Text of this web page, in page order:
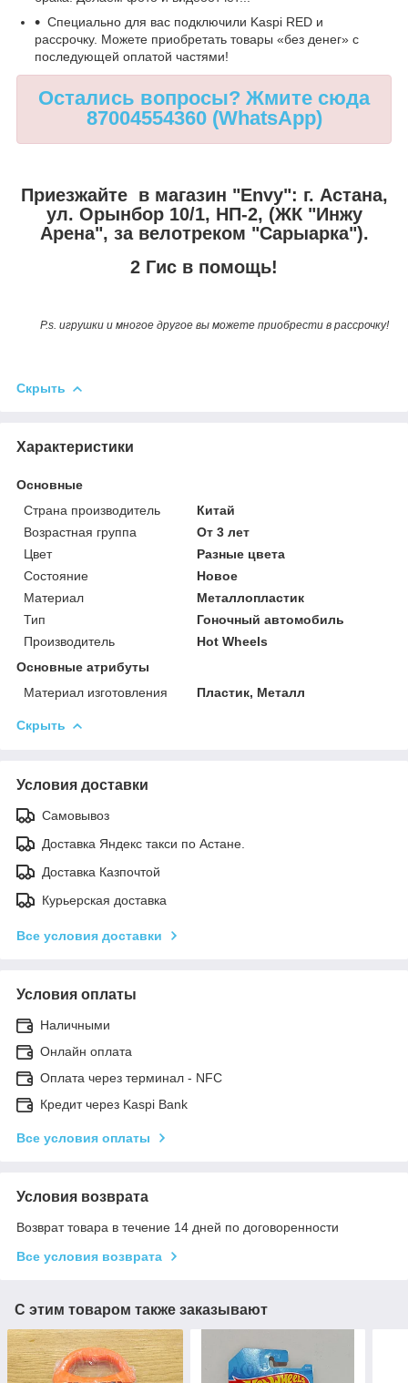
Специально для вас подключили Kaspi RED и
рассрочку. Можете приобретать товары «без денег» с
последующей оплатой частями!
Остались вопросы? Жмите сюда
87004554360 (WhatsApp)
Приезжайте в магазин "Envy": г. Астана,
ул. Орынбор 10/1, НП-2, (ЖК "Инжу
Арена", за велотреком "Сарыарка").
2 Гис в помощь!
P.s. игрушки и многое другое вы можете приобрести в рассрочку!
Скрыть
Характеристики
Основные
Страна производитель
Китай
Возрастная группа
От 3 лет
Цвет
Разные цвета
Состояние
Новое
Материал
Металлопластик
Тип
Гоночный автомобиль
Производитель
Hot Wheels
Основные атрибуты
Материал изготовления
Пластик, Металл
Скрыть
Условия доставки
Самовывоз
Доставка Яндекс такси по Астане.
Доставка Казпочтой
Курьерская доставка
Все условия доставки
Условия оплаты
Наличными
Онлайн оплата
Оплата через терминал - NFC
Кредит через Kaspi Bank
Все условия оплаты
Условия возврата
Возврат товара в течение 14 дней по договоренности
Все условия возврата
С этим товаром также заказывают